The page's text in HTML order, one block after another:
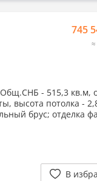
745
Общ.СНБ - 515,3 кв.м,
высота потолка -
брус; отделка
В